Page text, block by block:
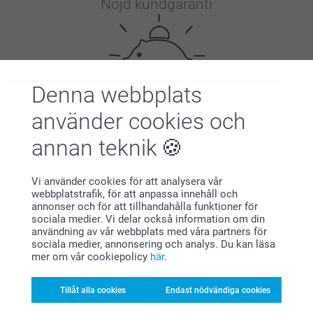
Denna webbplats
använder cookies och
annan teknik
Vi använder cookies för att analysera vår
webbplatstrafik, för att anpassa innehåll och
annonser och för att tillhandahålla funktioner för
sociala medier. Vi delar också information om din
användning av vår webbplats med våra partners för
sociala medier, annonsering och analys. Du kan läsa
mer om vår cookiepolicy här.
Tillåt alla cookies Endast nödvändiga cookies
Nöjd kundgaranti
Bonus på alla dina köp
Letar du efter inspiration?